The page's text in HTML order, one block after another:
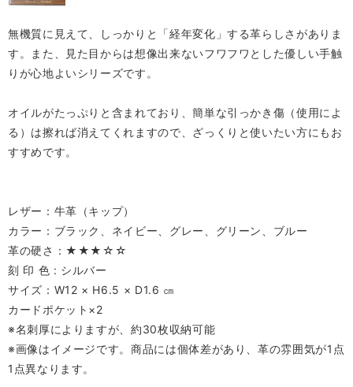
無機質に見えて、しっかりと「経年変化」する革らしさがありま
す。また、見た目からは想像出来ないフワフワとした優しい手触
りが心地よいシリーズです。
オイルがたっぷりと含まれており、簡単な引っかき傷（使用によ
る）は擦れば消えてくれますので、ざっくりと使いたい方にもお
すすめです。
レザー：牛革（キップ）
カラー：ブラック、ネイビー、グレー、グリーン、ブルー
革の硬さ：★★★☆☆
刻 印 色 : シルバー
サイズ：W12 × H6.5 × D1.6 ㎝
カードポケット×2
※名刺厚によりますが、約30枚収納可能
※画像はイメージです。商品には個体差があり、革の雰囲気が1点
1点異なります。